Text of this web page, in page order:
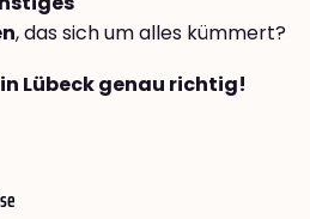
, das sich um alles kümmert?
Lübeck genau richtig!